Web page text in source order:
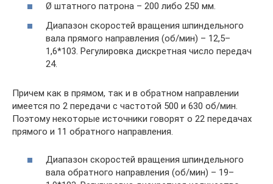
Ø штатного патрона – 200 либо 250 мм.
Диапазон скоростей вращения шпиндельного
вала прямого направления (об/мин) – 12,5–
1,6*103. Регулировка дискретная число передач
24.
Причем как в прямом, так и в обратном направлении
имеется по 2 передачи с частотой 500 и 630 об/мин.
Поэтому некоторые источники говорят о 22 передачах
прямого и 11 обратного направления.
Диапазон скоростей вращения шпиндельного
вала обратного направления (об/мин) – 19–